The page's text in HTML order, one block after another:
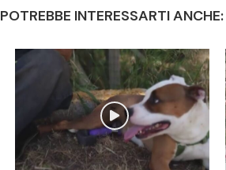
POTREBBE INTERESSARTI ANCHE: